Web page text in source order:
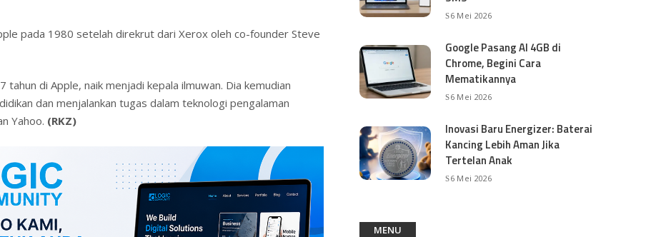
pada 1980 setelah direkrut dari Xerox oleh co-founder Steve
tahun di Apple, naik menjadi kepala ilmuwan. Dia kemudian
dan menjalankan tugas dalam teknologi pengalaman
Yahoo. (RKZ)
6 Mei 2026
Google Pasang AI 4GB di
Chrome, Begini Cara
Mematikannya
6 Mei 2026
Inovasi Baru Energizer: Baterai
Kancing Lebih Aman Jika
Tertelan Anak
6 Mei 2026
MENU